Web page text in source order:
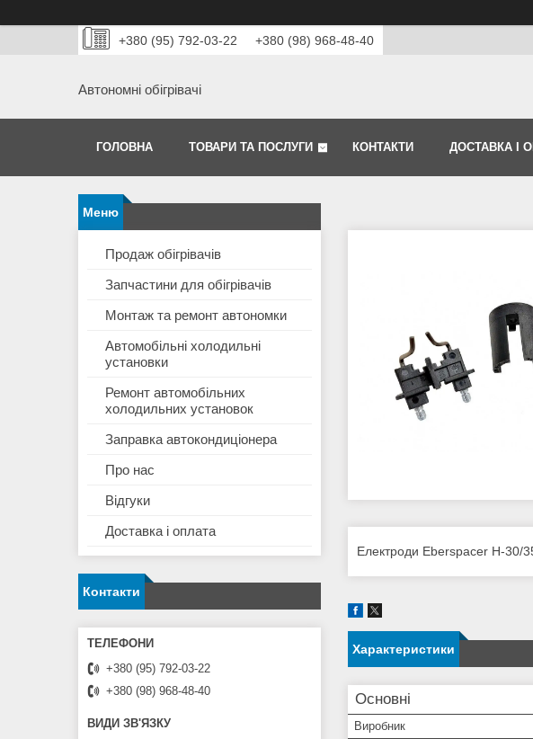
+380 (95) 792-03-22 +380 (98) 968-48-40
Автономні обігрівачі
ГОЛОВНА ТОВАРИ ТА ПОСЛУГИ КОНТАКТИ ДОСТАВКА І
Електроди Eberspacer H-30/
Характеристики
Основні
Виробник
Продаж обігрівачів
Запчастини для обігрівачів
Монтаж та ремонт автономки
Автомобільні холодильні
установки
Ремонт автомобільних
холодильних установок
Заправка автокондиціонера
Про нас
Відгуки
Доставка і оплата
Контакти
+380 (95) 792-03-22
+380 (98) 968-48-40